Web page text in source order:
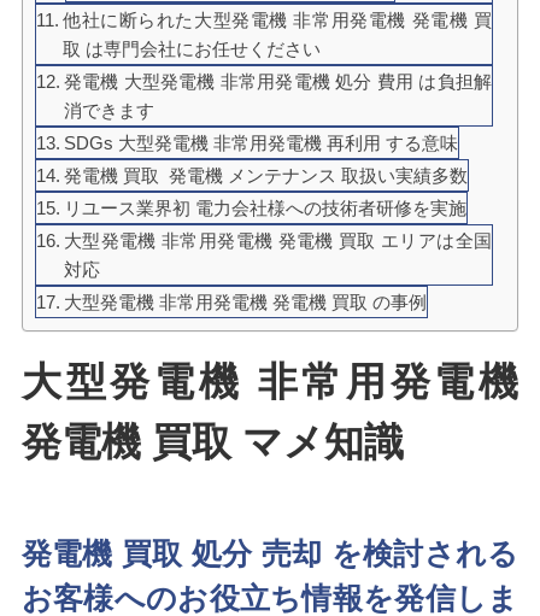
他社に断られた大型発電機 非常用発電機 発電機 買
取 は専門会社にお任せください
発電機 大型発電機 非常用発電機 処分 費用 は負担解
消できます
SDGs 大型発電機 非常用発電機 再利用 する意味
発電機 買取 発電機 メンテナンス 取扱い実績多数
リユース業界初 電力会社様への技術者研修を実施
大型発電機 非常用発電機 発電機 買取 エリアは全国
対応
大型発電機 非常用発電機 発電機 買取 の事例
大型発電機 非常用発電機
発電機 買取 マメ知識
発電機 買取 処分 売却 を検討される
お客様へのお役立ち情報を発信しま